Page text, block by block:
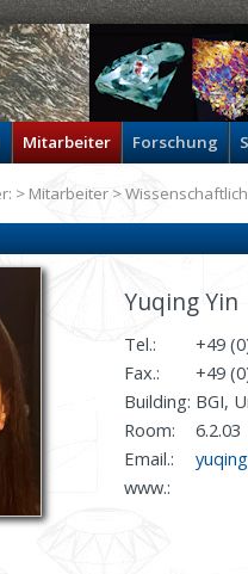
Mitarbeiter Forschung
Yuqing Yin
Tel.:
+49
Fax.:
+49
Building: BGI,
Room:
6.2.03
Email.:
www.:
> Mitarbeiter >